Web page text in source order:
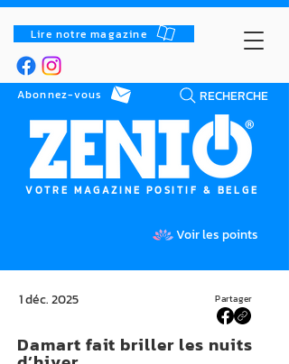
Lire notre magazine
RECHERCHE
Abonnez-vous
VOTRE MAGAZINE POSITIF & BELGE
Voir les points
Partager
1 déc. 2025
Damart fait briller les nuits